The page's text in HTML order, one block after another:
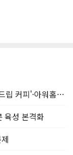
[오늘의 언박싱] 오뚜기 '제주담음 제주 드립 커피'·아워홈 ‘갓석박지’ 外
육성 본격화